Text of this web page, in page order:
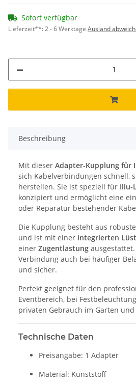
Sofort verfügbar
Lieferzeit**:2 - 6 Werktage Ausland
Beschreibung
Mit dieser Adapter-Kupplung für
sich Kabelverbindungen schnell,
herstellen. Sie ist speziell für Illu-
konzipiert und ermöglicht eine
oder Reparatur bestehender
Die Kupplung besteht aus
und ist mit einer integrierten
einer Zugentlastung
Verbindung auch bei häufiger
und sicher.
Perfekt geeignet für den
Eventbereich, bei
privaten Gebrauch im Garten
Technische Daten
Preisangabe: 1 Adapter
Material: Kunststoff